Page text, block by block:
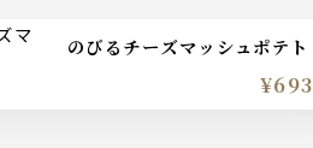
のびるチーズマッシュポテト
¥693